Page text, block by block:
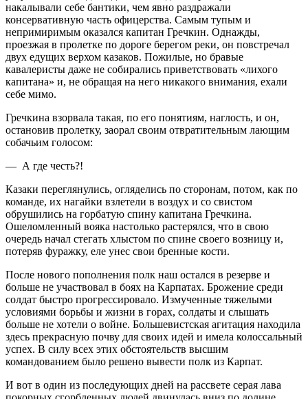
накалывали себе бантики, чем явно раздражали
консервативную часть офицерства. Самым тупым и
непримиримым оказался капитан Гречкин. Однажды,
проезжая в пролетке по дороге берегом реки, он повстречал
двух едущих верхом казаков. Пожилые, но бравые
кавалеристы даже не собирались приветствовать «лихого
капитана» и, не обращая на него никакого внимания, ехали
себе мимо.
Гречкина взорвала такая, по его понятиям, наглость, и он,
остановив пролетку, заорал своим отвратительным лающим
собачьим голосом:
— А где честь?!
Казаки переглянулись, огляделись по сторонам, потом, как по
команде, их нагайки взлетели в воздух и со свистом
обрушились на горбатую спину капитана Гречкина.
Ошеломленный вояка настолько растерялся, что в свою
очередь начал стегать хлыстом по спине своего возницу и,
потеряв фуражку, еле унес свои бренные кости.
После нового пополнения полк наш остался в резерве и
больше не участвовал в боях на Карпатах. Брожение среди
солдат быстро прогрессировало. Измученные тяжелыми
условиями борьбы и жизни в горах, солдаты и слышать
больше не хотели о войне. Большевистская агитация находила
здесь прекрасную почву для своих идей и имела колоссальный
успех. В силу всех этих обстоятельств высшим
командованием было решено вывести полк из Карпат.
И вот в один из последующих дней на рассвете серая лава